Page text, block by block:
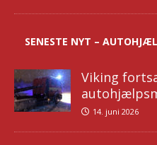
SENESTE NYT –
Viking
14. juni 2026